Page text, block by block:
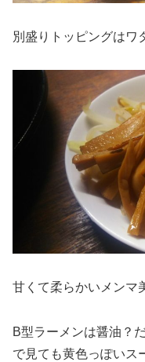
別盛りトッピングはワ
甘くて柔らかいメンマ
B型ラーメンは醤油？
で見ても黄色っぽいス